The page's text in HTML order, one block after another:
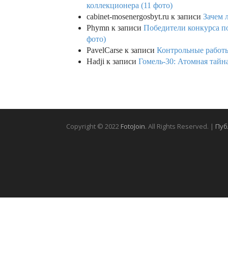
коллекционера (11 фото)
cabinet-mosenergosbyt.ru к записи Зачем
Phymn к записи Победители конкурса
фото)
PavelCarse к записи Контрольные
Hadji к записи Гомель-30: Атомная
Copyright © 2022 FotoJoin. All Rights Reserved. |